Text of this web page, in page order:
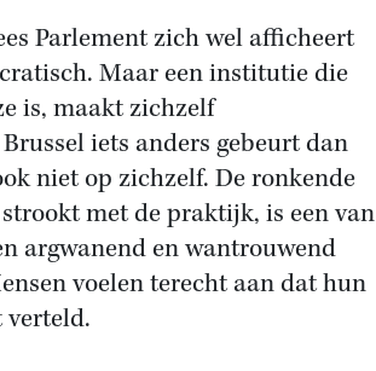
Parlement zich wel afficheert
Maar een institutie die
is, maakt zichzelf
iets anders gebeurt dan
niet op zichzelf. De ronkende
met de praktijk, is een van
argwanend en wantrouwend
voelen terecht aan dat hun